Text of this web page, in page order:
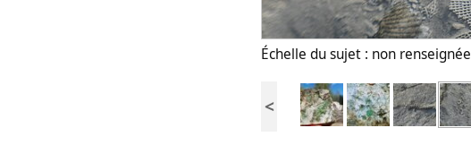
Échelle du sujet : non renseignée
<